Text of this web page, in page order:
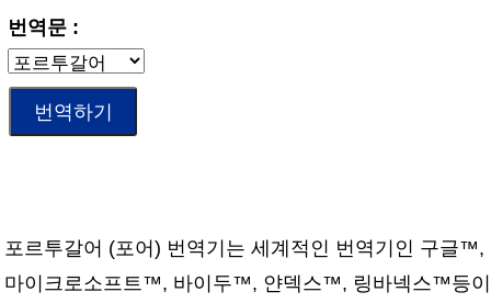
번역문 :
포르투갈어 (포어) 번역기는 세계적인 번역기인 구글™,
마이크로소프트™, 바이두™, 얀덱스™, 링바넥스™등이